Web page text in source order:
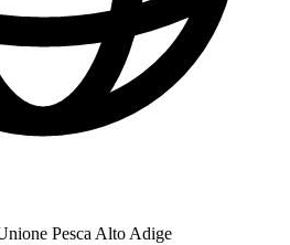
Pesca Alto Adige